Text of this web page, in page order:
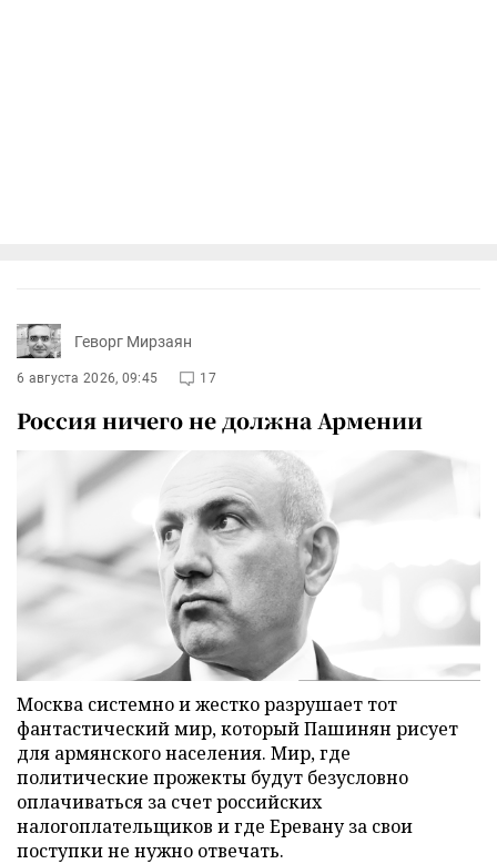
Геворг Мирзаян
6 августа 2026, 09:45 17
Россия ничего не должна Армении
Москва системно и жестко разрушает тот
фантастический мир, который Пашинян рисует
для армянского населения. Мир, где
политические прожекты будут безусловно
оплачиваться за счет российских
налогоплательщиков и где Еревану за свои
поступки не нужно отвечать.